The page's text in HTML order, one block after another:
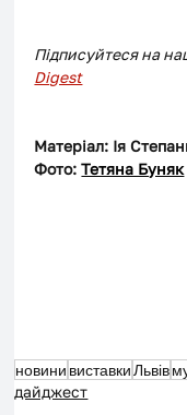
Підписуйтеся на
Digest
Матеріал: Ія
Фото: Тетяна Буняк
новини виставки Львів
дайджест